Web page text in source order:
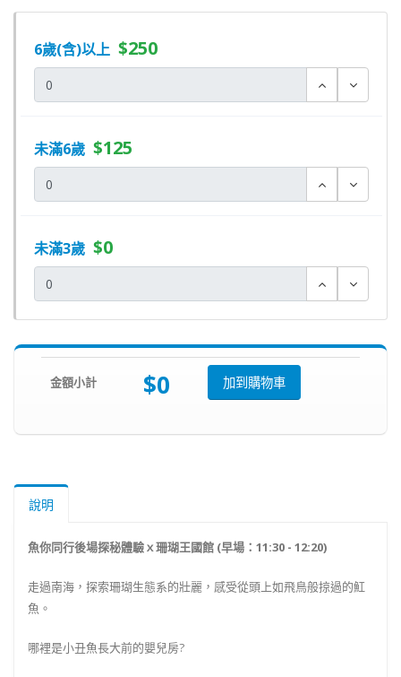
6歲(含)以上 $250
未滿6歲 $125
未滿3歲 $0
金額小計 $0 加到購物車
說明
魚你同行後場探秘體驗ｘ珊瑚王國館 (早場：11:30 - 12:20)
走過南海，探索珊瑚生態系的壯麗，感受從頭上如飛鳥般掠過的魟
魚。
哪裡是小丑魚長大前的嬰兒房?